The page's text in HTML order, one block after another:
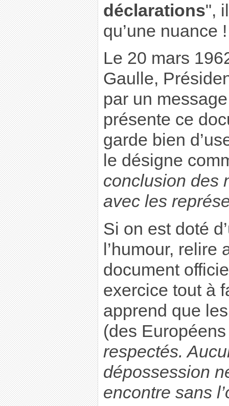
déclarations",
qu’une nuance !
Le 20 mars
Gaulle,
par un
présente ce
garde bien
le désigne
conclusion des
avec les
Si on est doté
l’humour, relire
document
exercice tout à
apprend que
(des
respectés.
dépossession
encontre sans